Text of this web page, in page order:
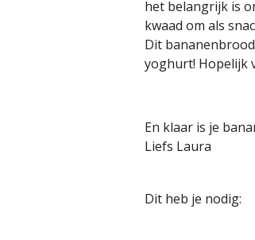
het belangrijk is
kwaad om als
Dit
yoghurt! Hopelijk
En klaar is je
Liefs Laura
Dit heb je nodig: